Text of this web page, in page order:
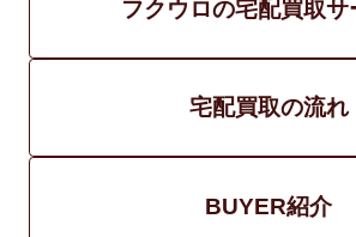
フクウロの宅配買取サ
宅配買取の流れ
BUYER紹介